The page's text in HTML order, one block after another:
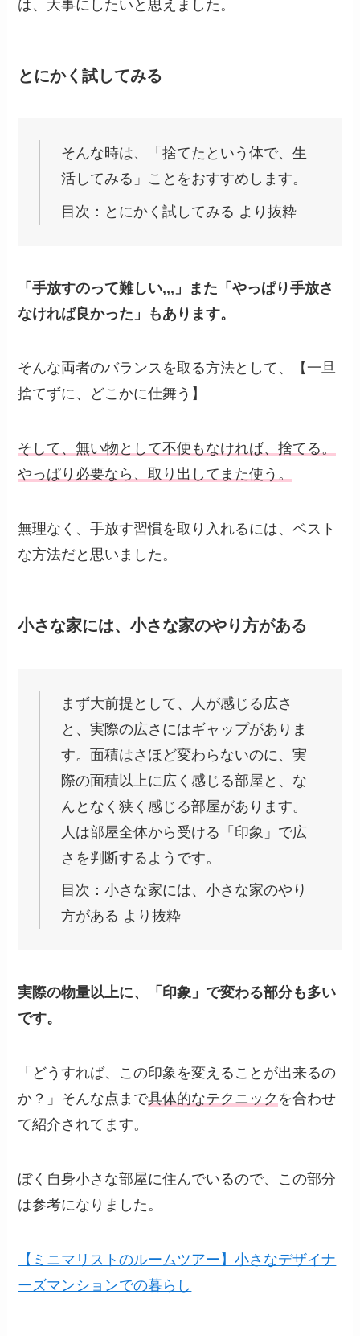
は、大事にしたいと思えました。
とにかく試してみる
そんな時は、「捨てたという体で、生
活してみる」ことをおすすめします。
目次：とにかく試してみる より抜粋
「手放すのって難しい,,,」また「やっぱり手放さ
なければ良かった」もあります。
そんな両者のバランスを取る方法として、【一旦
捨てずに、どこかに仕舞う】
そして、無い物として不便もなければ、捨てる。
やっぱり必要なら、取り出してまた使う。
無理なく、手放す習慣を取り入れるには、ベスト
な方法だと思いました。
小さな家には、小さな家のやり方がある
まず大前提として、人が感じる広さ
と、実際の広さにはギャップがありま
す。面積はさほど変わらないのに、実
際の面積以上に広く感じる部屋と、な
んとなく狭く感じる部屋があります。
人は部屋全体から受ける「印象」で広
さを判断するようです。
目次：小さな家には、小さな家のやり
方がある より抜粋
実際の物量以上に、「印象」で変わる部分も多い
です。
「どうすれば、この印象を変えることが出来るの
か？」そんな点まで具体的なテクニック を合わせ
て紹介されてます。
ぼく自身小さな部屋に住んでいるので、この部分
は参考になりました。
【ミニマリストのルームツアー】小さなデザイナ
ーズマンションでの暮らし